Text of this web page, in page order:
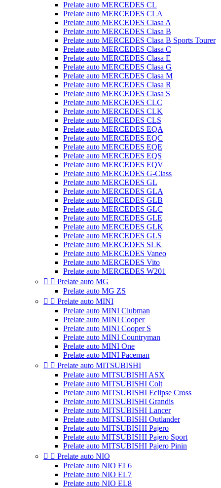
Prelate auto MERCEDES CL
Prelate auto MERCEDES CLA
Prelate auto MERCEDES Clasa A
Prelate auto MERCEDES Clasa B
Prelate auto MERCEDES Clasa B Sports Tourer
Prelate auto MERCEDES Clasa C
Prelate auto MERCEDES Clasa E
Prelate auto MERCEDES Clasa G
Prelate auto MERCEDES Clasa M
Prelate auto MERCEDES Clasa R
Prelate auto MERCEDES Clasa S
Prelate auto MERCEDES CLC
Prelate auto MERCEDES CLK
Prelate auto MERCEDES CLS
Prelate auto MERCEDES EQA
Prelate auto MERCEDES EQC
Prelate auto MERCEDES EQE
Prelate auto MERCEDES EQS
Prelate auto MERCEDES EQV
Prelate auto MERCEDES G-Class
Prelate auto MERCEDES GL
Prelate auto MERCEDES GLA
Prelate auto MERCEDES GLB
Prelate auto MERCEDES GLC
Prelate auto MERCEDES GLE
Prelate auto MERCEDES GLK
Prelate auto MERCEDES GLS
Prelate auto MERCEDES SLK
Prelate auto MERCEDES Vaneo
Prelate auto MERCEDES Vito
Prelate auto MERCEDES W201
  Prelate auto MG
Prelate auto MG ZS
  Prelate auto MINI
Prelate auto MINI Clubman
Prelate auto MINI Cooper
Prelate auto MINI Cooper S
Prelate auto MINI Countryman
Prelate auto MINI One
Prelate auto MINI Paceman
  Prelate auto MITSUBISHI
Prelate auto MITSUBISHI ASX
Prelate auto MITSUBISHI Colt
Prelate auto MITSUBISHI Eclipse Cross
Prelate auto MITSUBISHI Grandis
Prelate auto MITSUBISHI Lancer
Prelate auto MITSUBISHI Outlander
Prelate auto MITSUBISHI Pajero
Prelate auto MITSUBISHI Pajero Sport
Prelate auto MITSUBISHI Pajero Pinin
  Prelate auto NIO
Prelate auto NIO EL6
Prelate auto NIO EL7
Prelate auto NIO EL8